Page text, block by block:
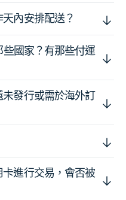
內安排配送？
國家？有那些付運
發行或需於海外訂
進行交易，會否被